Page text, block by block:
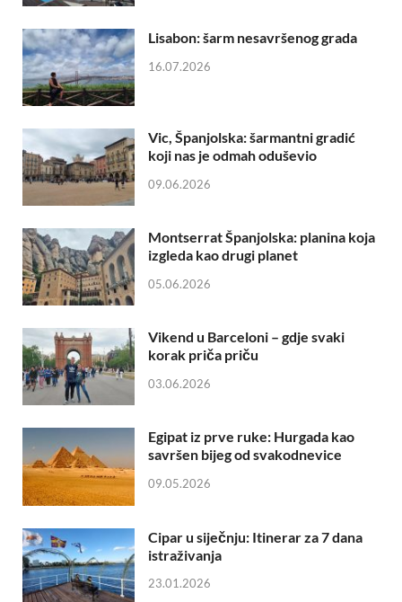
Lisabon: šarm nesavršenog grada
16.07.2026
Vic, Španjolska: šarmantni gradić
koji nas je odmah oduševio
09.06.2026
Montserrat Španjolska: planina koja
izgleda kao drugi planet
05.06.2026
Vikend u Barceloni – gdje svaki
korak priča priču
03.06.2026
Egipat iz prve ruke: Hurgada kao
savršen bijeg od svakodnevice
09.05.2026
Cipar u siječnju: Itinerar za 7 dana
istraživanja
23.01.2026